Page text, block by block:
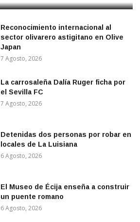
Reconocimiento internacional al
sector olivarero astigitano en Olive
Japan
7 Agosto, 2026
La carrosaleña Dalía Ruger ficha por
el Sevilla FC
7 Agosto, 2026
Detenidas dos personas por robar en
locales de La Luisiana
6 Agosto, 2026
El Museo de Écija enseña a construir
un puente romano
6 Agosto, 2026